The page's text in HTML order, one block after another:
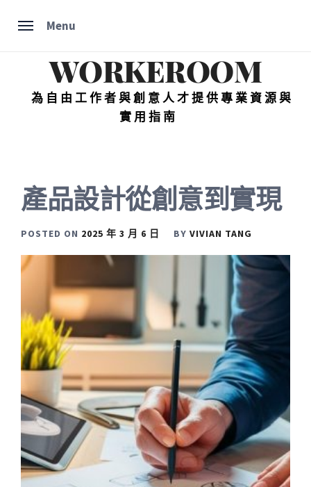
Menu
WORKEROOM
為自由工作者與創意人才提供專業資源與
實用指南
產品設計從創意到實現
POSTED ON 2025 年 3 月 6 日 BY VIVIAN TANG